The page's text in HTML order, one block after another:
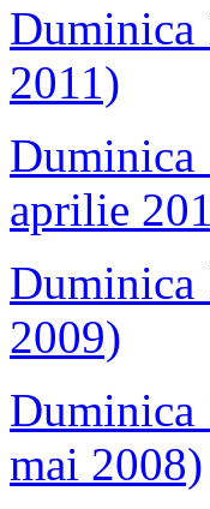
Duminica
2011)
aprilie
Duminica
2009)
mai 2008)